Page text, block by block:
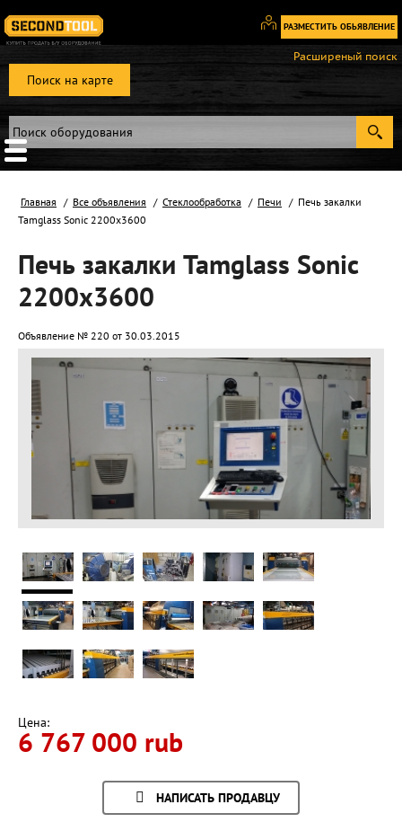
РАЗМЕСТИТЬ ОБЬЯВЛЕНИЕ
Вход
Регистрация
Поиск на карте
Расширеный поиск
Главная Все объявления Стеклообработка Печи
Печь закалки
Tamglass Sonic 2200x3600
Печь закалки Tamglass Sonic
2200x3600
Объявление № 220 от 30.03.2015
Цена:
6 767 000 rub
НАПИСАТЬ ПРОДАВЦУ